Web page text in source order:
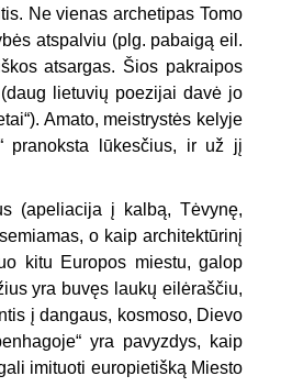
Ne vienas archetipas Tomo
atspalviu (plg. pabaigą eil.
atsargas. Šios pakraipos
lietuvių poezijai davė jo
Amato, meistrystės kelyje
pranoksta lūkesčius, ir už jį
(apeliacija į kalbą, Tėvynę,
o kaip architektūrinį
kitu Europos mies­tu, galop
yra buvęs laukų eilėraščiu,
į dangaus, kosmoso, Dievo
yra pavyzdys, kaip
imituoti europietišką Miesto